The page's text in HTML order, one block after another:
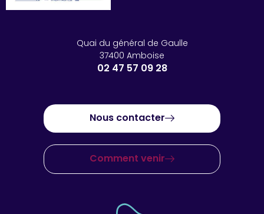
Quai du général de Gaulle
37400 Amboise
02 47 57 09 28
Nous contacter
Comment venir